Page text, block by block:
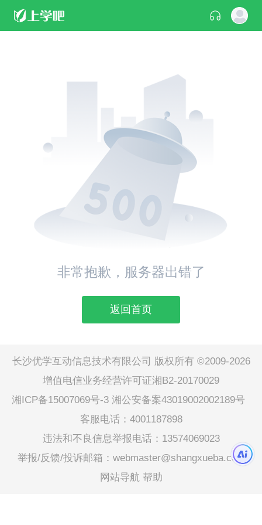
非常抱歉，服务器出错了
返回首页
长沙优学互动信息技术有限公司 版权所有 ©2009-2026
增值电信业务经营许可证湘B2-20170029
湘ICP备15007069号-3 湘公安备案43019002002189号
客服电话：4001187898
违法和不良信息举报电话：13574069023
举报/反馈/投诉邮箱：webmaster@shangxueba.com
网站导航 帮助